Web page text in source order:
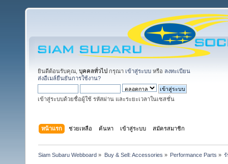
ยินดีต้อนรับคุณ, บุคคลทั่วไป กรุณา เข้าสู่ระบบ หรือ ลงทะเบียน
ส่งอีเมล์ยืนยันการใช้งาน?
เข้าสู่ระบบด้วยชื่อผู้ใช้ รหัสผ่าน และระยะเวลาในเซสชั่น
หน้าแรก ช่วยเหลือ ค้นหา เข้าสู่ระบบ สมัครสมาชิก
Siam Subaru Webboard » Buy & Sell: Accessories » Performance Parts »